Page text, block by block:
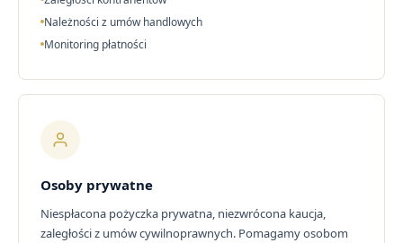
Należności z umów handlowych
Monitoring płatności
Osoby prywatne
Niespłacona pożyczka prywatna, niezwrócona kaucja,
zaległości z umów cywilnoprawnych. Pomagamy osobom